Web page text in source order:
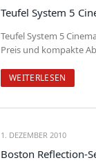
Teufel System 5
Teufel System 5
Preis und kompakte
WEITERLESEN
1. DEZEMBER 2010
Boston Reflection-